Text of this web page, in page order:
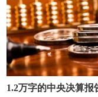
1.2万字的中央决算